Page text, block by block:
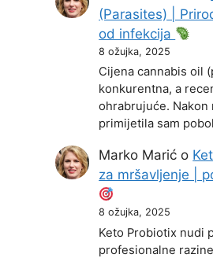
(Parasites) |
od infekcija
8 ožujka, 2025
Cijena cannabis oil
konkurentna, a
ohrabrujuće. Nakon
primijetila sam
Marko Marić o
za mršavljenje |
8 ožujka, 2025
Keto Probiotix nudi
profesionalne